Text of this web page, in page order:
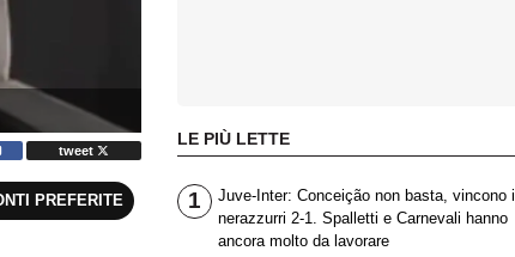
tweet
PREFERITE
LE PIÙ LETTE
1
Juve-Inter: Conceição non basta, vincono i
nerazzurri 2-1. Spalletti e Carnevali hanno
ancora molto da lavorare